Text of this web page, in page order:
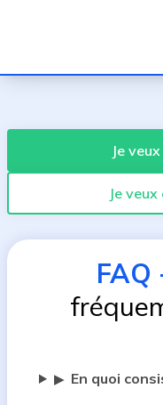
Je
Je
FAQ
▶ En quoi